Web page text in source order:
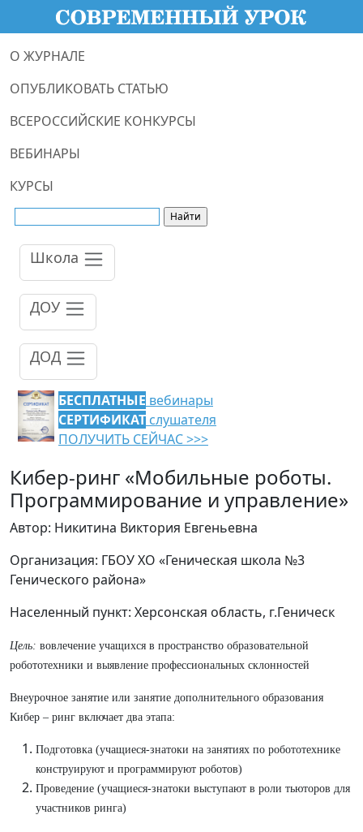
О ЖУРНАЛЕ
ОПУБЛИКОВАТЬ СТАТЬЮ
ВСЕРОССИЙСКИЕ КОНКУРСЫ
ВЕБИНАРЫ
КУРСЫ
Школа
ДОУ
ДОД
БЕСПЛАТНЫЕ вебинары
СЕРТИФИКАТ слушателя
ПОЛУЧИТЬ СЕЙЧАС >>>
Кибер-ринг «Мобильные роботы.
Программирование и управление»
Автор: Никитина Виктория Евгеньевна
Организация: ГБОУ ХО «Геническая школа №3
Генического района»
Населенный пункт: Херсонская область, г.Геническ
Цель: вовлечение учащихся в пространство образовательной
робототехники и выявление профессиональных склонностей
Внеурочное занятие или занятие дополнительного образования
Кибер – ринг включает два этапа:
Подготовка (учащиеся-знатоки на занятиях по робототехнике
конструируют и программируют роботов)
Проведение (учащиеся-знатоки выступают в роли тьюторов для
участников ринга)